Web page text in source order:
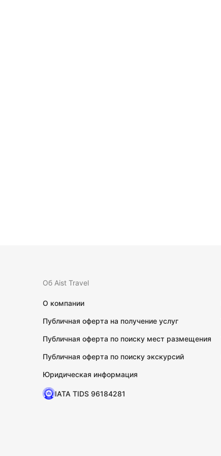
Об Aist Travel
О компании
Публичная оферта на получение услуг
Публичная оферта по поиску мест размещения
Публичная оферта по поиску экскурсий
Юридическая информация
IATA TIDS 96184281